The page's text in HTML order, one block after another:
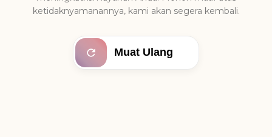
ketidaknyamanannya, kami akan segera kembali.
Muat Ulang